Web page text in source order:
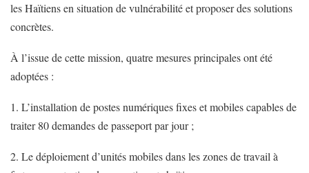
les Haïtiens en situation de vulnérabilité et proposer des solutions
concrètes.
À l’issue de cette mission, quatre mesures principales ont été
adoptées :
1. L’installation de postes numériques fixes et mobiles capables de
traiter 80 demandes de passeport par jour ;
2. Le déploiement d’unités mobiles dans les zones de travail à